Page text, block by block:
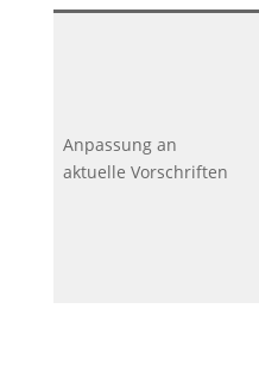
Anpassung an
aktuelle Vorschriften